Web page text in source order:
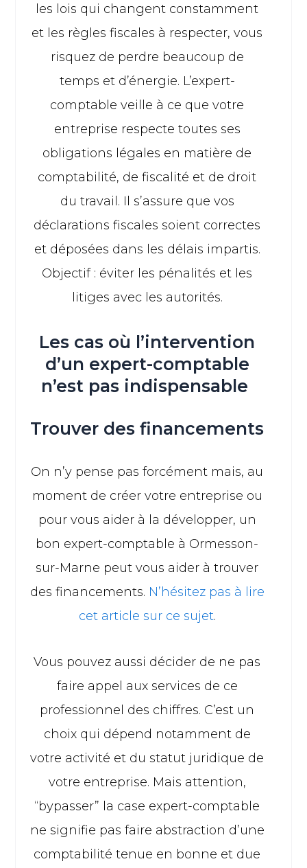
les lois qui changent constamment
et les règles fiscales à respecter, vous
risquez de perdre beaucoup de
temps et d’énergie. L’expert-
comptable veille à ce que votre
entreprise respecte toutes ses
obligations légales en matière de
comptabilité, de fiscalité et de droit
du travail. Il s’assure que vos
déclarations fiscales soient correctes
et déposées dans les délais impartis.
Objectif : éviter les pénalités et les
litiges avec les autorités.
Les cas où l’intervention
d’un expert-comptable
n’est pas indispensable
Trouver des financements
On n’y pense pas forcément mais, au
moment de créer votre entreprise ou
pour vous aider à la développer, un
bon expert-comptable à Ormesson-
sur-Marne peut vous aider à trouver
des financements. N’hésitez pas à lire
cet article sur ce sujet.
Vous pouvez aussi décider de ne pas
faire appel aux services de ce
professionnel des chiffres. C’est un
choix qui dépend notamment de
votre activité et du statut juridique de
votre entreprise. Mais attention,
“bypasser” la case expert-comptable
ne signifie pas faire abstraction d’une
comptabilité tenue en bonne et due